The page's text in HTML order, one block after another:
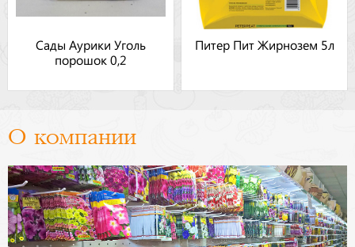
Сады Аурики Уголь
порошок 0,2
Питер Пит Жирнозем 5л
О компании